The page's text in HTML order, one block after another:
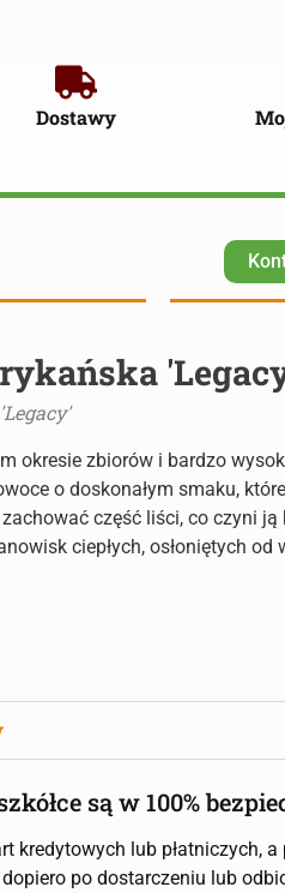
Dostawy
okresie zbiorów i bardzo
o doskonałym smaku,
część liści, co czyni
ciepłych, osłoniętych od
są w 100%
kredytowych lub płatniczych, a
po dostarczeniu lub